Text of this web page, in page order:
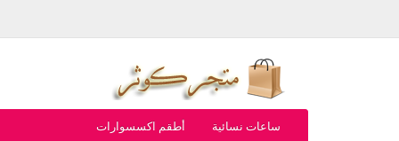
ساعات نسائية أطقم اكسسوارات